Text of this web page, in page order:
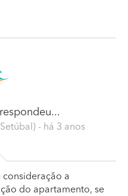
- há 3 anos
consideração a
do apartamento, se